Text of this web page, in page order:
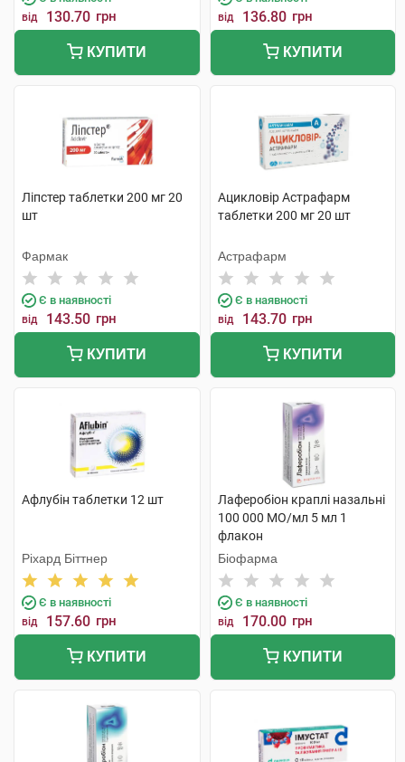
від 130.70 грн
КУПИТИ
від 136.80 грн
КУПИТИ
Ліпстер таблетки 200 мг 20
шт
Фармак
Є в наявності
від 143.50 грн
КУПИТИ
Ацикловір Астрафарм
таблетки 200 мг 20 шт
Астрафарм
Є в наявності
від 143.70 грн
КУПИТИ
Афлубін таблетки 12 шт
Ріхард Біттнер
Є в наявності
від 157.60 грн
КУПИТИ
Лаферобіон краплі назальні
100 000 МО/мл 5 мл 1
флакон
Біофарма
Є в наявності
від 170.00 грн
КУПИТИ